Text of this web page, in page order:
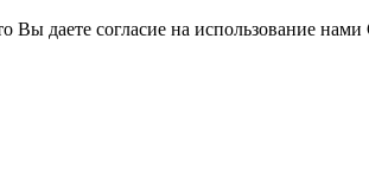
Вы даете согласие на использование